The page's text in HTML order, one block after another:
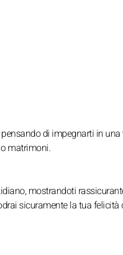
di impegnarti in
matrimoni.
mostrandoti
sicuramente la tua felicità